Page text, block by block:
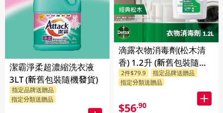
潔霸淨柔超濃縮洗衣液
3LT (新舊包裝隨機發貨)
指定品牌送贈品
指定分類送贈品
滴露衣物消毒劑(松木清
香) 1.2升 (新舊包裝隨機
發送)
2件$79.9
指定品牌送贈品
指定分類送贈品
$56.90